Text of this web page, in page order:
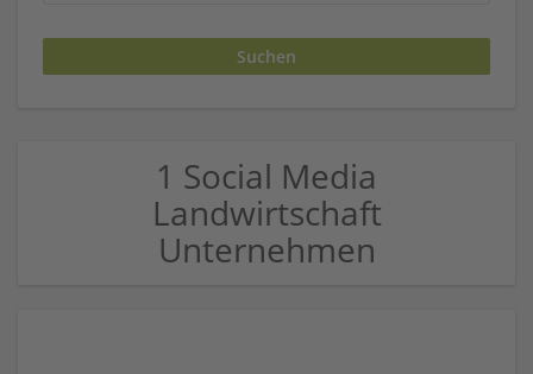
1 Social Media
Landwirtschaft
Unternehmen